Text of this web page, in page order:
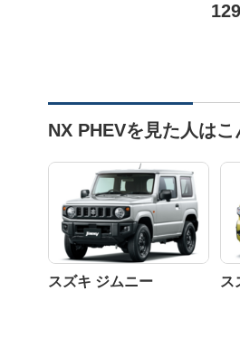
129
NX PHEVを見た人は
スズキ ジムニー ス